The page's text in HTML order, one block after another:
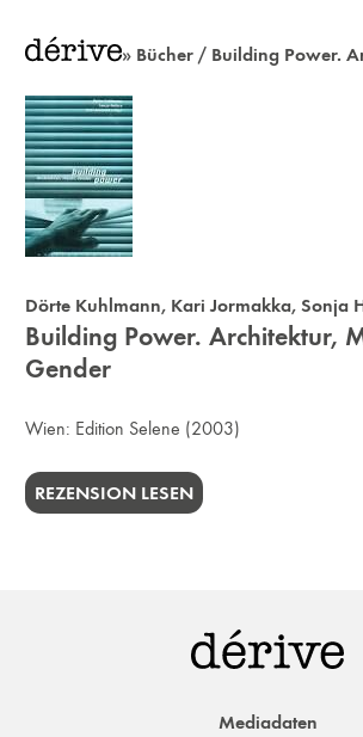
Dörte Kuhlmann, Kari Jormakka,Sonja
Building Power. Architektur,
Gender
Wien: Edition Selene (2003)
REZENSION LESEN
Mediadaten